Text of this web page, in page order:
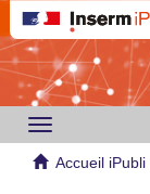
Toggle
navigation
Accueil iPubli